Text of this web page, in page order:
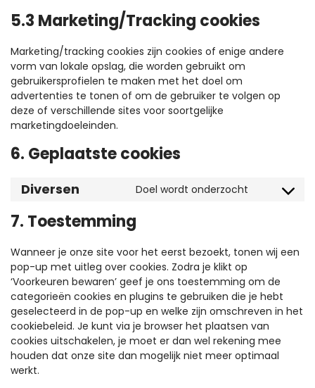
5.3 Marketing/Tracking cookies
Marketing/tracking cookies zijn cookies of enige andere
vorm van lokale opslag, die worden gebruikt om
gebruikersprofielen te maken met het doel om
advertenties te tonen of om de gebruiker te volgen op
deze of verschillende sites voor soortgelijke
marketingdoeleinden.
6. Geplaatste cookies
Diversen Doel wordt onderzocht
Consent
7. Toestemming
Wanneer je onze site voor het eerst bezoekt, tonen wij een
pop-up met uitleg over cookies. Zodra je klikt op
‘Voorkeuren bewaren’ geef je ons toestemming om de
categorieën cookies en plugins te gebruiken die je hebt
geselecteerd in de pop-up en welke zijn omschreven in het
cookiebeleid. Je kunt via je browser het plaatsen van
cookies uitschakelen, je moet er dan wel rekening mee
houden dat onze site dan mogelijk niet meer optimaal
werkt.